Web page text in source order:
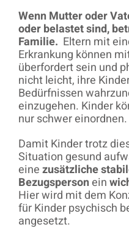
Wenn Mutter oder
oder belastet sind,
Familie. Eltern mit
Erkrankung können
überfordert sein und
nicht leicht, ihre
Bedürfnissen
einzugehen. Kinder
nur schwer einordnen.
Damit Kinder trotz
Situation gesund
einezusätzliche
Bezugspersonein
Hier wird mit dem
für Kinder psychisch
angesetzt.